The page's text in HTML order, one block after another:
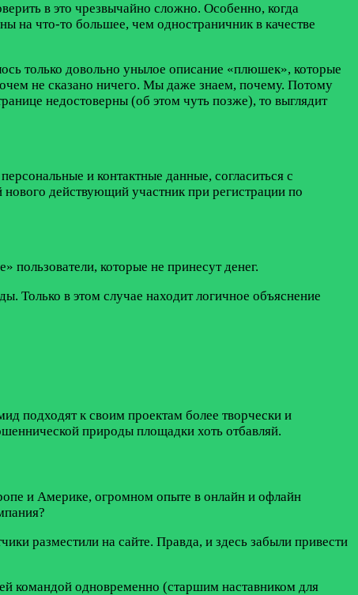
в это чрезвычайно сложно. Особенно, когда
на что-то большее, чем одностраничник в качестве
только довольно унылое описание «плюшек», которые
не сказано ничего. Мы даже знаем, почему. Потому
недостоверны (об этом чуть позже), то выглядит
и контактные данные, согласиться с
действующий участник при регистрации по
пользователи, которые не принесут денег.
Только в этом случае находит логичное объяснение
подходят к своим проектам более творчески и
природы площадки хоть отбавляй.
и Америке, огромном опыте в онлайн и офлайн
разместили на сайте. Правда, и здесь забыли привести
командой одновременно (старшим наставником для